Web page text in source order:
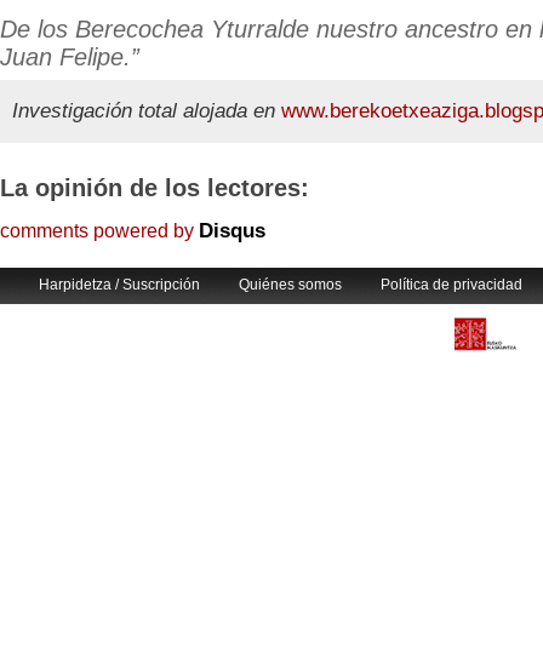
De los Berecochea Yturralde nuestro ancestro en
Juan Felipe.”
Investigación total alojada en
La opinión de los lectores:
comments powered by Disqus
Harpidetza / Suscripción Quiénes somos Política de privacidad